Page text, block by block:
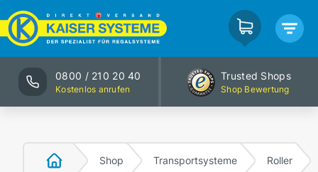
0800 / 210 20 40
Kostenlos anrufen
Trusted Shops
Shop Bewertung
Shop Transportsysteme Roller